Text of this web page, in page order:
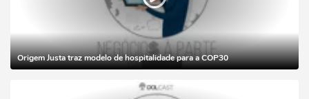
Origem Justa traz modelo de hospitalidade para a COP30